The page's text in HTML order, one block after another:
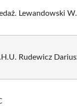
Lewandowski W.
Rudewicz